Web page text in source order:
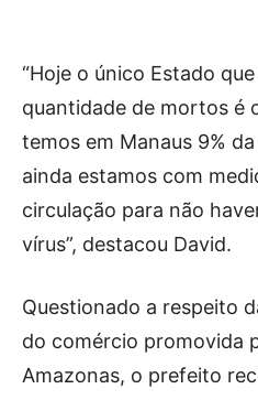
“Hoje o único Estado
quantidade de mortos é
temos em Manaus 9%
ainda estamos com
circulação para não
vírus”, destacou David.
Questionado a respeito
do comércio promovida
Amazonas, o prefeito